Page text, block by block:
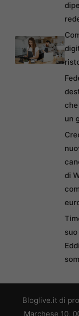
un
di
Bloglive.it di
Marchese 10,